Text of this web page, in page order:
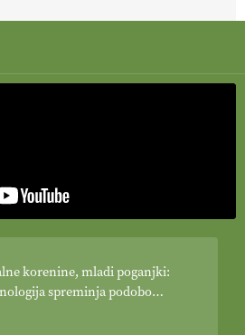
korenine, mladi poganjki:
spreminja podobo